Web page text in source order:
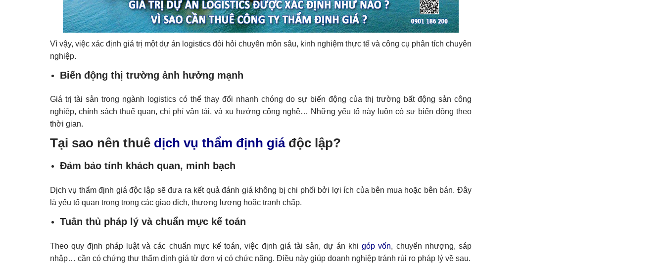
Vì vậy, việc xác định giá trị một dự án logistics đòi hỏi chuyên môn sâu, kinh nghiệm thực tế và công cụ phân tích chuyên
nghiệp.
Biến động thị trường ảnh hưởng mạnh
Giá trị tài sản trong ngành logistics có thể thay đổi nhanh chóng do sự biến động của thị trường bất động sản công
nghiệp, chính sách thuế quan, chi phí vận tải, và xu hướng công nghệ… Những yếu tố này luôn có sự biến động theo
thời gian.
Tại sao nên thuê dịch vụ thẩm định giáđộc lập?
Đảm bảo tính khách quan, minh bạch
Dịch vụ thẩm định giá độc lập sẽ đưa ra kết quả đánh giá không bị chi phối bởi lợi ích của bên mua hoặc bên bán. Đây
là yếu tố quan trọng trong các giao dịch, thương lượng hoặc tranh chấp.
Tuân thủ pháp lý và chuẩn mực kế toán
Theo quy định pháp luật và các chuẩn mực kế toán, việc định giá tài sản, dự án khigóp vốn, chuyển nhượng, sáp
nhập… cần có chứng thư thẩm định giá từ đơn vị có chức năng. Điều này giúp doanh nghiệp tránh rủi ro pháp lý về sau.